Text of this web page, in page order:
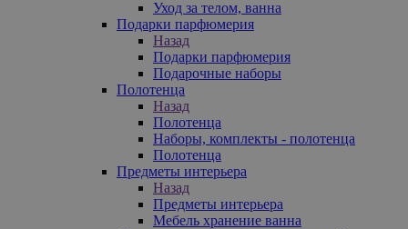
Уход за телом, ванна
Подарки парфюмерия
Назад
Подарки парфюмерия
Подарочные наборы
Полотенца
Назад
Полотенца
Наборы, комплекты - полотенца
Полотенца
Предметы интерьера
Назад
Предметы интерьера
Мебель хранение ванна